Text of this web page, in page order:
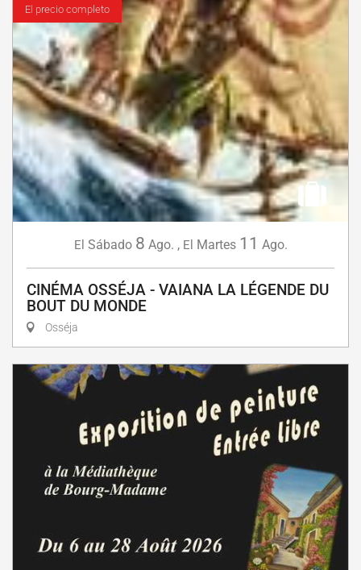
El precio completo
El Sábado 8 Ago. , El Martes 11 Ago.
CINÉMA OSSÉJA - VAIANA LA LÉGENDE DU
BOUT DU MONDE
Osséja